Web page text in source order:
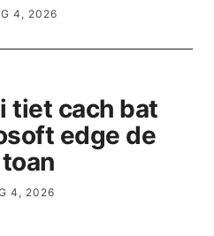
4, 2026
tiet cach bat
edge de
4, 2026